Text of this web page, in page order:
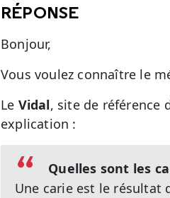
RÉPONSE
Bonjour,
Vous voulez connaître le
Le Vidal, site de référence
explication :
Quelles sont les
Une carie est le résultat